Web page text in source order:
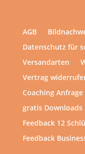
AGB
Datenschutz für
Versandarten
Vertrag
Coaching Anfrage
gratis Downloads
Feedback 12
Feedback